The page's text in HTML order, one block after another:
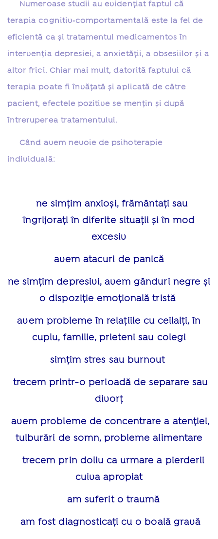
Numeroase studii au evidenţiat faptul că
terapia cognitiv‑comportamentală este la fel de
eficientă ca şi tratamentul medicamentos în
intervenţia depresiei, a anxietăţii, a obsesiilor şi a
altor frici. Chiar mai mult, datorită faptului că
terapia poate fi învăţată şi aplicată de către
pacient, efectele pozitive se menţin şi după
întreruperea tratamentului.
Când avem nevoie de psihoterapie
individuală:
ne simțim anxioși, frământați sau
îngrijorați în diferite situații și în mod
excesiv
avem atacuri de panică
ne simțim depresivi, avem gânduri negre și
o dispoziție emoțională tristă
avem probleme în relațiile cu ceilalți, în
cuplu, familie, prieteni sau colegi
simțim stres sau burnout
trecem printr-o perioadă de separare sau
divorț
avem probleme de concentrare a atenției,
tulburări de somn, probleme alimentare
trecem prin doliu ca urmare a pierderii
cuiva apropiat
am suferit o traumă
am fost diagnosticați cu o boală gravă